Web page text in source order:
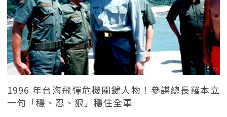
1996 年台海飛彈危機關鍵人物！參謀總長羅本立
一句「穩、忍、狠」穩住全軍